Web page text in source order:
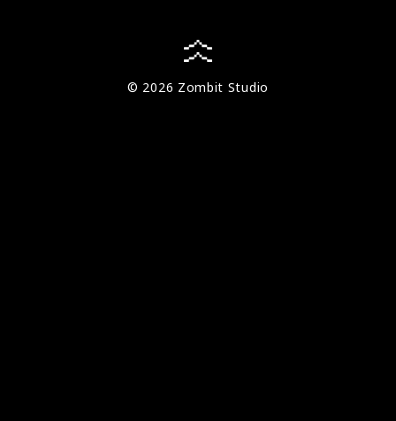
© 2026 Zombit Studio